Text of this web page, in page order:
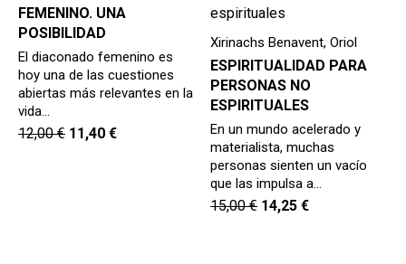
FEMENINO. UNA
POSIBILIDAD
El diaconado femenino es
hoy una de las cuestiones
abiertas más relevantes en la
vida…
12,00€ 11,40 €
Xirinachs Benavent, Oriol
ESPIRITUALIDAD PARA
PERSONAS NO
ESPIRITUALES
En un mundo acelerado y
materialista, muchas
personas sienten un vacío
que las impulsa a…
15,00€ 14,25€